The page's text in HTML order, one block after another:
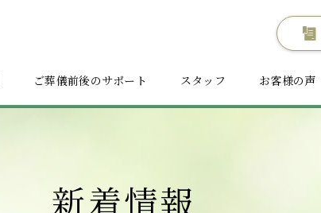
ご葬儀前後のサポート スタッフ お客様の声
新着情報